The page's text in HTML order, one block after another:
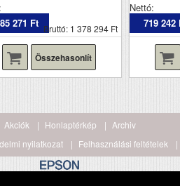
271 Ft Bruttó: 1 378 294 Ft
Összehasonlít
Nettó:
719 242
Akciók Honlaptérkép
Archiv
nyilatkozat Felhasználási feltételek